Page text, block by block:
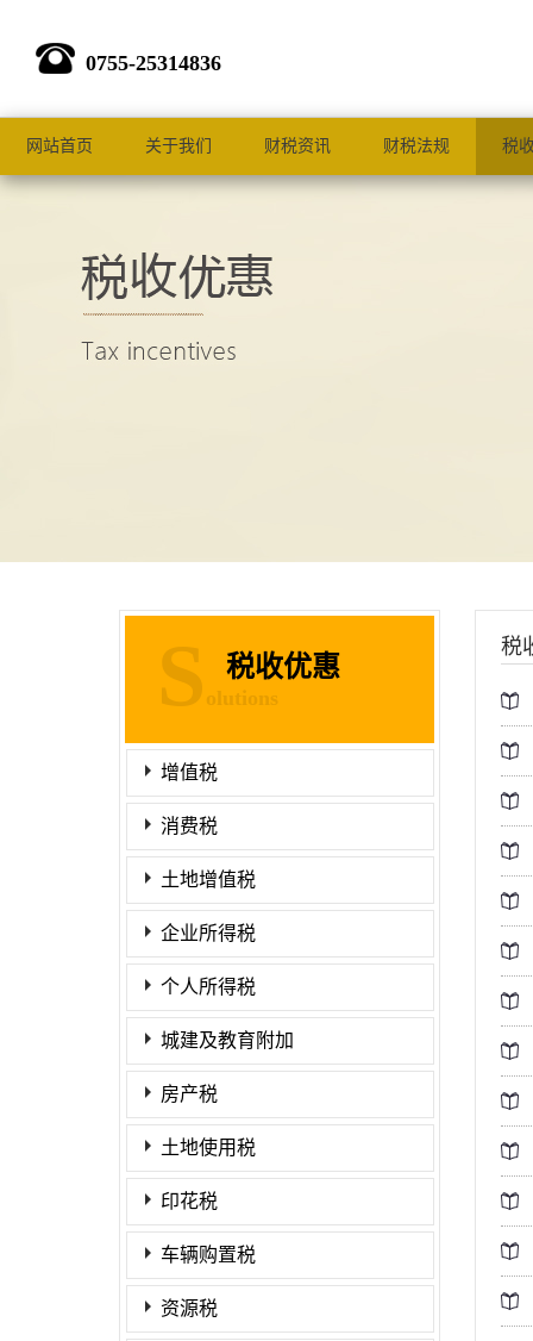
0755-25314836
网站首页 关于我们 财税资讯 财税法规 税
税收优惠
S olutions
增值税
消费税
土地增值税
企业所得税
个人所得税
城建及教育附加
房产税
土地使用税
印花税
车辆购置税
资源税
税